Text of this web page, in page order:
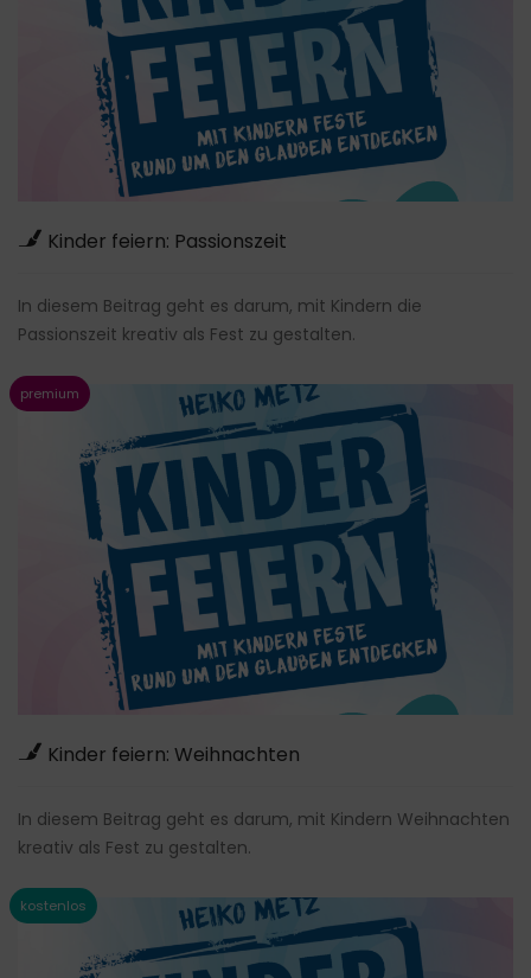
Kinder feiern: Passionszeit
In diesem Beitrag geht es darum, mit Kindern die
Passionszeit kreativ als Fest zu gestalten.
Kinder feiern: Weihnachten
In diesem Beitrag geht es darum, mit Kindern Weihnachten
kreativ als Fest zu gestalten.